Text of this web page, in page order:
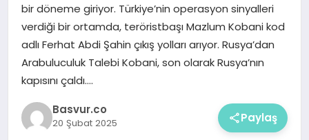
bir döneme giriyor. Türkiye’nin operasyon sinyalleri
verdiği bir ortamda, teröristbaşı Mazlum Kobani kod
adlı Ferhat Abdi Şahin çıkış yolları arıyor. Rusya’dan
Arabuluculuk Talebi Kobani, son olarak Rusya’nın
kapısını çaldı….
Basvur.co
20 Şubat 2025 Paylaş